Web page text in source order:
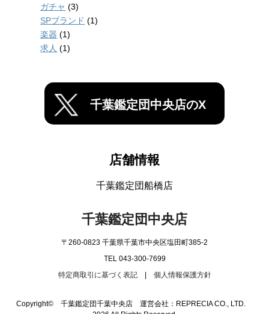
ガチャ (3)
SPブランド (1)
楽器 (1)
求人 (1)
千葉鑑定団中央店のX
店舗情報
千葉鑑定団船橋店
千葉鑑定団中央店
〒260-0823 千葉県千葉市中央区塩田町385-2
TEL 043-300-7699
特定商取引に基づく表記| 個人情報保護方針
Copyright© 千葉鑑定団千葉中央店 運営会社：REPRECIA CO., LTD.